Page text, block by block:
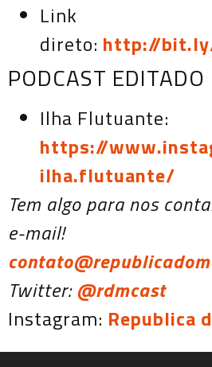
Link
direto: http://
PODCAST EDITADO
Ilha Flutuante:
https://
ilha.flutuante/
Tem algo para nos
e-mail!
Twitter:@rdmcast
Instagram: Republica